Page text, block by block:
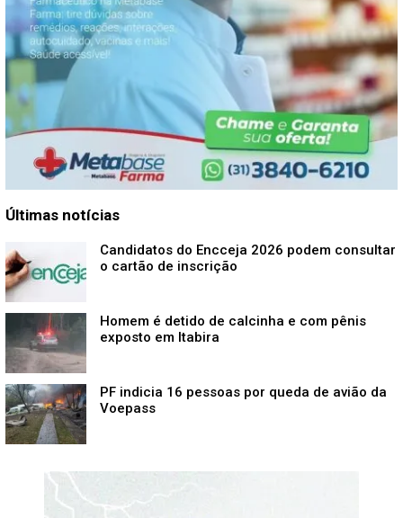
Últimas notícias
Candidatos do Encceja 2026 podem consultar
o cartão de inscrição
Homem é detido de calcinha e com pênis
exposto em Itabira
PF indicia 16 pessoas por queda de avião da
Voepass